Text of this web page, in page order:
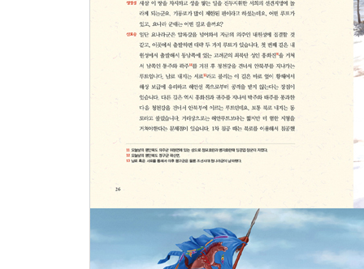
두 번째 출정 * 원구방루 * 두 번째 원정 * 버려진 자
# 전쟁 속, 숨은 이야기 - 진격의 일본, 이국정벌 계
9. 홍건적의 침입
황혼이 찾아오다 * 붉은 폭풍 * 전쟁의 땅 * 피 묻은
# 전쟁 속, 숨은 이야기 - 이생이 담장 안을 엿보다
10. 진포, 황산 대첩
영원한 전쟁 * 위기의 순간 * 매력적인 비즈니스, 약
# 전쟁 속, 숨은 이야기 - 왜구들의 정체는?